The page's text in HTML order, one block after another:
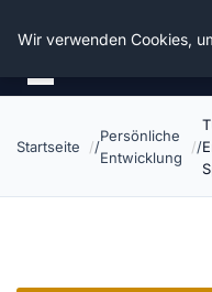
Die Schnitter
Startseite
Persönliche
Entwicklung
Wir verwenden Cookies,